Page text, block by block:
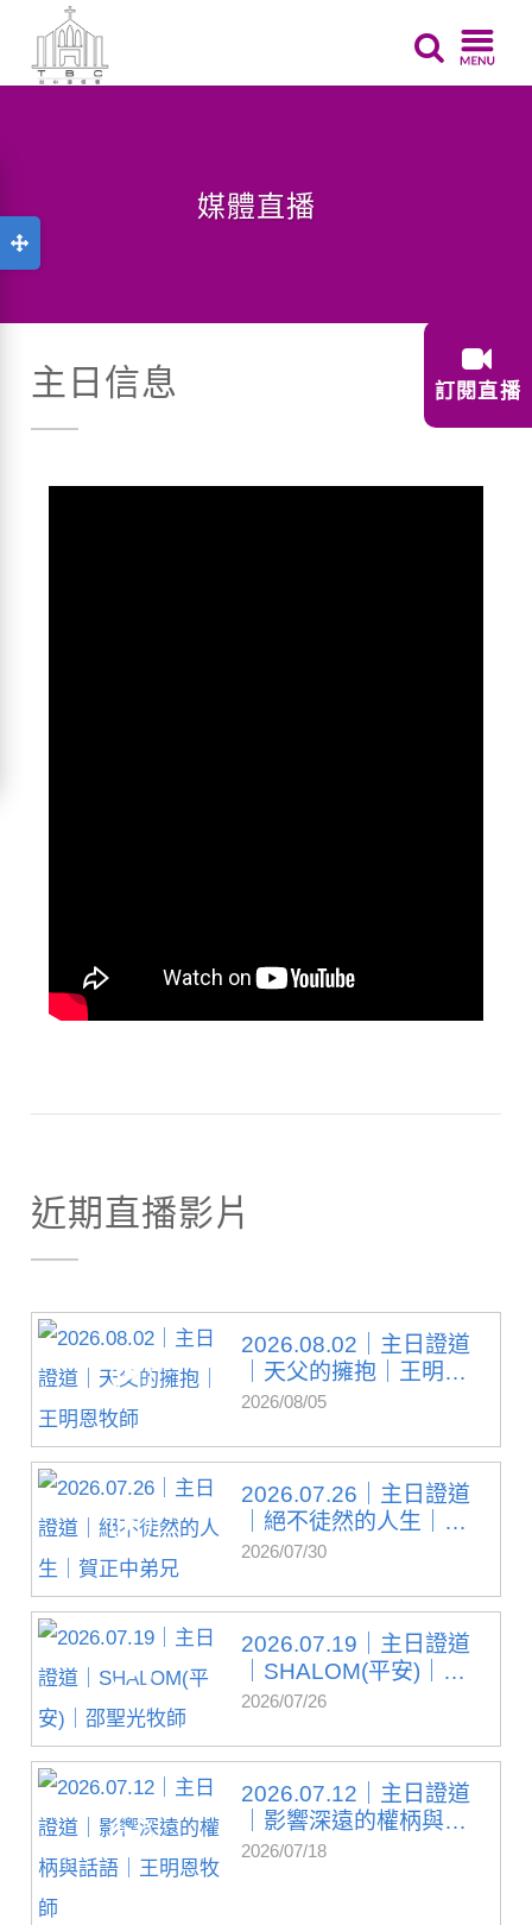
媒體直播
主日信息 訂閱直播
近期直播影片
2026.08.02｜主日證道
｜天父的擁抱｜王明
恩...
2026/08/05
2026.07.26｜主日證道
｜絕不徒然的人生｜
賀...
2026/07/30
2026.07.19｜主日證道
｜SHALOM(平安)｜邵
聖光...
2026/07/26
2026.07.12｜主日證道
｜影響深遠的權柄與
話...
2026/07/18